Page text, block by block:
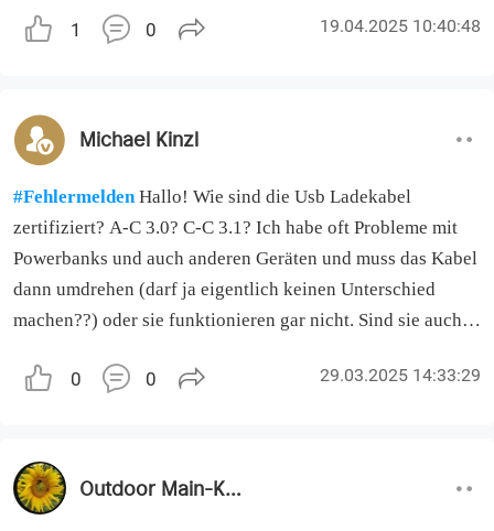
Webseite aufrufen, ohne seine Zugangsdaten einzutragen
1 0 19.04.2025 10:40:48
Michael Kinzl
#FehlermeldenHallo! Wie sind die Usb Ladekabel
zertifiziert? A-C 3.0? C-C 3.1? Ich habe oft Probleme mit
Powerbanks und auch anderen Geräten und muss das Kabel
dann umdrehen (darf ja eigentlich keinen Unterschied
machen??) oder sie funktionieren gar nicht. Sind sie auch
0 0 29.03.2025 14:33:29
Outdoor Main-Kinzig